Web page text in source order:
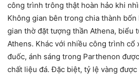
công trình trông thật hoàn hảo khi
Không gian bên trong chia thành
gian thờ đặt tượng thần Athena, biểu
Athens. Khác với nhiều công trình cổ
đuốc, ánh sáng trong Parthenon
chất liệu đá. Đặc biệt, tỷ lệ vàng